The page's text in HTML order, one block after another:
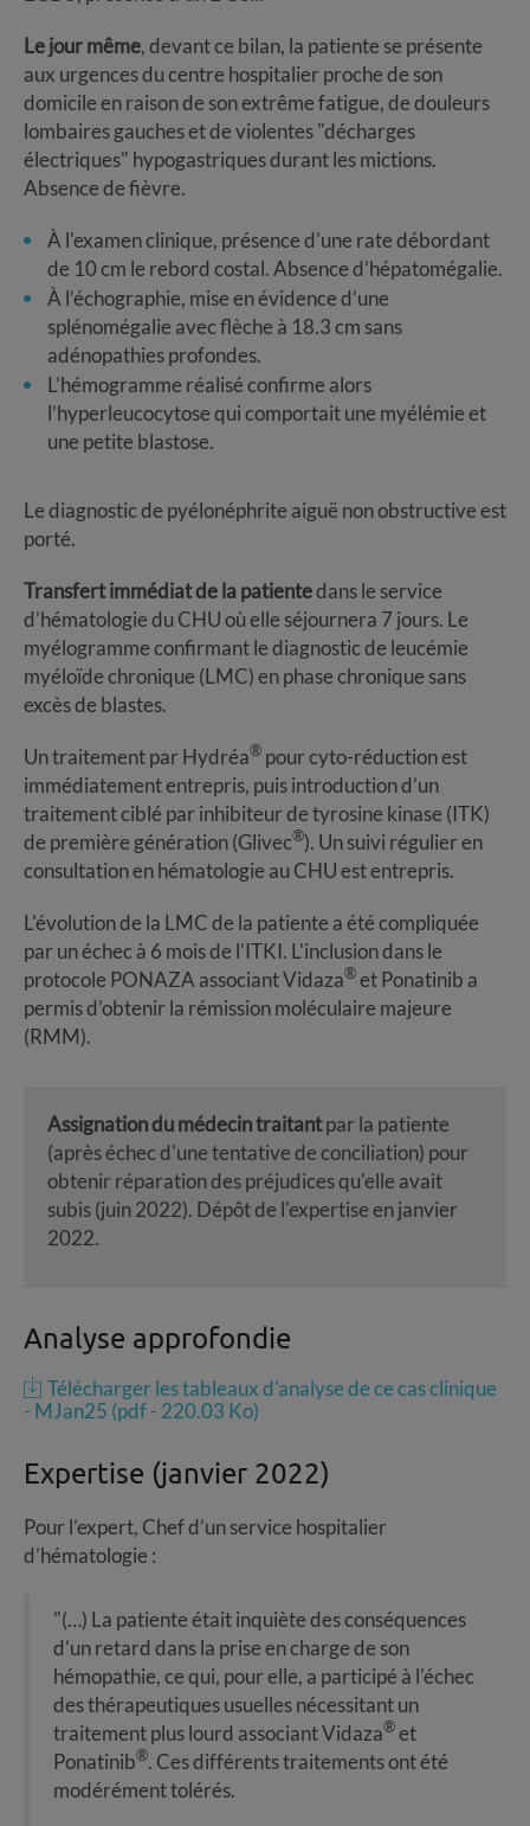
Le jour même, devant ce bilan, la patiente se présente
aux urgences du centre hospitalier proche de son
domicile en raison de son extrême fatigue, de douleurs
lombaires gauches et de violentes "décharges
électriques" hypogastriques durant les mictions.
Absence de fièvre.
À l'examen clinique, présence d’une rate débordant
de 10 cm le rebord costal. Absence d’hépatomégalie.
À l’échographie, mise en évidence d’une
splénomégalie avec flèche à 18.3 cm sans
adénopathies profondes.
L’hémogramme réalisé confirme alors
l’hyperleucocytose qui comportait une myélémie et
une petite blastose.
Le diagnostic de pyélonéphrite aiguë non obstructive est
porté.
Transfert immédiat de la patientedans le service
d’hématologie du CHU où elle séjournera 7 jours. Le
myélogramme confirmant le diagnostic de leucémie
myéloïde chronique (LMC) en phase chronique sans
excès de blastes.
Un traitement par Hydréa® pour cyto-réduction est
immédiatement entrepris, puis introduction d’un
traitement ciblé par inhibiteur de tyrosine kinase (ITK)
de première génération (Glivec®). Un suivi régulier en
consultation en hématologie au CHU est entrepris.
L'évolution de la LMC de la patiente a été compliquée
par un échec à 6 mois de l’ITKI. L'inclusion dans le
protocole PONAZA associant Vidaza®et Ponatinib a
permis d’obtenir la rémission moléculaire majeure
(RMM).
Assignation du médecin traitantpar la patiente
(après échec d'une tentative de conciliation) pour
obtenir réparation des préjudices qu'elle avait
subis (juin 2022). Dépôt de l'expertise en janvier
2022.
Analyse approfondie
Télécharger les tableaux d'analyse de ce cas clinique
- MJan25 (pdf - 220.03 Ko)
Expertise (janvier 2022)
Pour l’expert, Chef d’un service hospitalier
d’hématologie :
"(…) La patiente était inquiète des conséquences
d’un retard dans la prise en charge de son
hémopathie, ce qui, pour elle, a participé à l'échec
des thérapeutiques usuelles nécessitant un
traitement plus lourd associant Vidaza®et
Ponatinib®. Ces différents traitements ont été
modérément tolérés.